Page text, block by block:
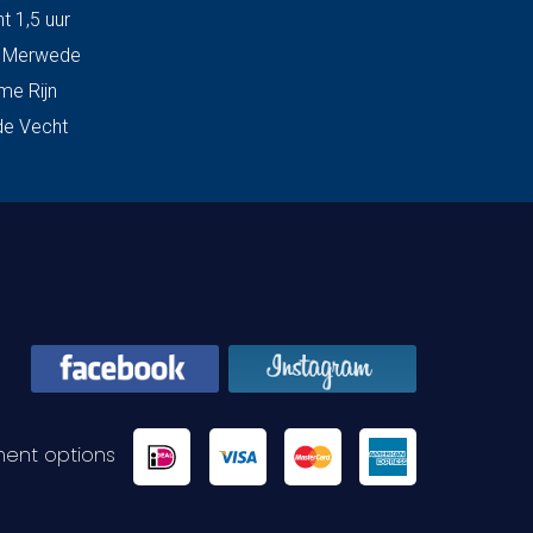
1,5 uur
Rijn
Vecht
options